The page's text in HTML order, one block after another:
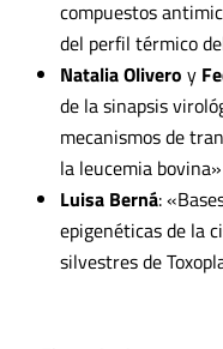
compuestos
del perfil térmico
Natalia Olivero y
de la sinapsis
mecanismos de
la leucemia bovina»
Luisa Berná:
epigenéticas de la
silvestres de